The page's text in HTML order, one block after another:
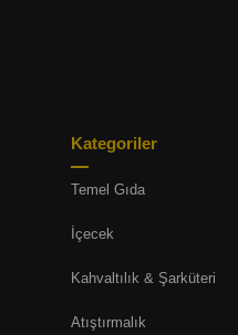
Kategoriler
Temel Gıda
İçecek
Kahvaltılık & Şarküteri
Atıştırmalık